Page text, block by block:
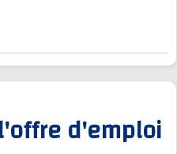
l'offre